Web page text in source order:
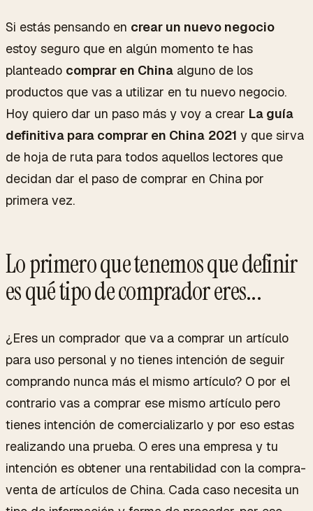
Si estás pensando en crear un nuevo negocio
estoy seguro que en algún momento te has
planteado comprar en China alguno de los
productos que vas a utilizar en tu nuevo negocio.
Hoy quiero dar un paso más y voy a crear La guía
definitiva para comprar en China 2021 y que sirva
de hoja de ruta para todos aquellos lectores que
decidan dar el paso de comprar en China por
primera vez.
Lo primero que tenemos que definir
es qué tipo de comprador eres...
¿Eres un comprador que va a comprar un artículo
para uso personal y no tienes intención de seguir
comprando nunca más el mismo artículo? O por el
contrario vas a comprar ese mismo artículo pero
tienes intención de comercializarlo y por eso estas
realizando una prueba. O eres una empresa y tu
intención es obtener una rentabilidad con la compra-
venta de artículos de China. Cada caso necesita un